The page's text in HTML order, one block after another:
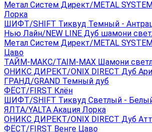
Метал Систем Директ/METAL
Лорка
ШИФТ/SHIFT Тиквуд Темный -
Нью Лайн/NEW LINE Дуб шамони
Метал Систем Директ/METAL
Цаво
ТАЙМ-МАКС/TAIM-MAX Шамони
ОНИКС ДИРЕКТ/ONIX DIRECT Дуб
ГРАНД/GRAND Темный дуб
ФЁСТ/FIRST Клён
ШИФТ/SHIFT Тиквуд Светлый -
ЯЛТА/YALTA Акация Лорка
ОНИКС ДИРЕКТ/ONIX DIRECT Дуб
ФЁСТ/FIRST Венге Цаво